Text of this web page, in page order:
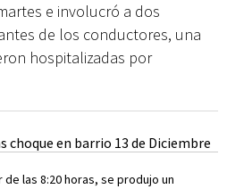
e involucró a dos
de los conductores, una
hospitalizadas por
las 8:20 horas, se produjo un